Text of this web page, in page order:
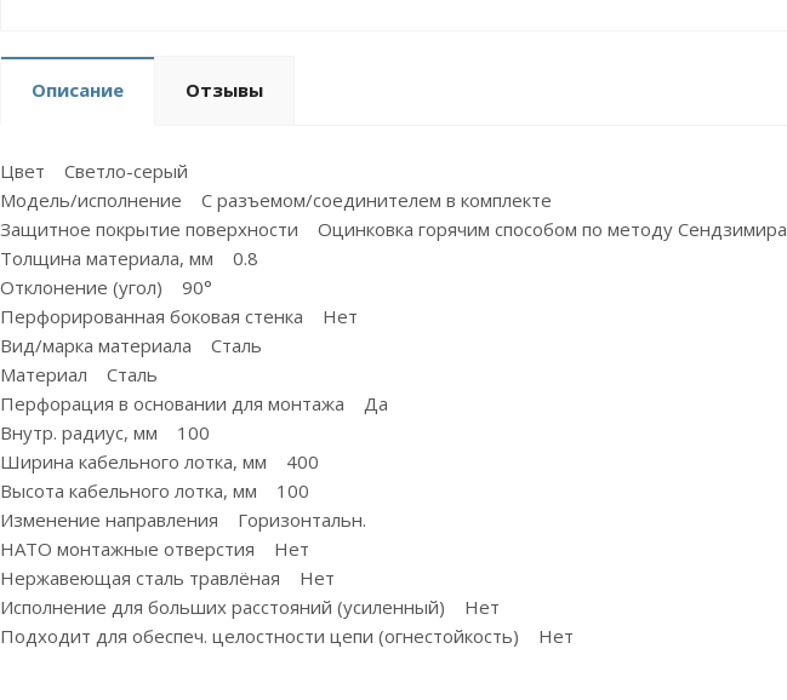
Описание Отзывы
Цвет Светло-серый
Модель/исполнение С разъемом/соединителем в комплекте
Защитное покрытие поверхности Оцинковка горячим способом по методу Сендзимира
Толщина материала, мм 0.8
Отклонение (угол) 90°
Перфорированная боковая стенка Нет
Вид/марка материала Сталь
Материал Сталь
Перфорация в основании для монтажа Да
Внутр. радиус, мм 100
Ширина кабельного лотка, мм 400
Высота кабельного лотка, мм 100
Изменение направления Горизонтальн.
НАТО монтажные отверстия Нет
Нержавеющая сталь травлёная Нет
Исполнение для больших расстояний (усиленный) Нет
Подходит для обеспеч. целостности цепи (огнестойкость) Нет